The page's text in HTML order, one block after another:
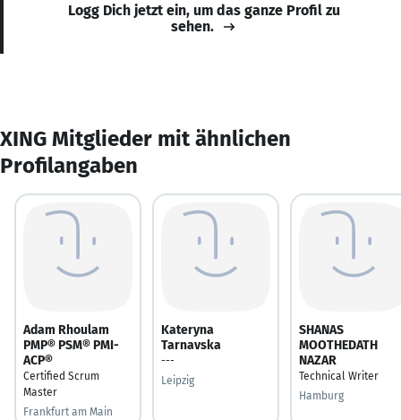
Logg Dich jetzt ein, um das ganze Profil zu
sehen.
XING Mitglieder mit ähnlichen
Profilangaben
Adam Rhoulam
PMP® PSM® PMI-
ACP®
Certified Scrum
Master
Frankfurt am Main
Kateryna
Tarnavska
---
Leipzig
SHANAS
MOOTHEDATH
NAZAR
Technical Writer
Hamburg